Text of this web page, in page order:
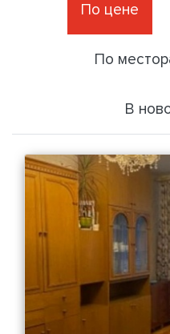
По цене
По
В